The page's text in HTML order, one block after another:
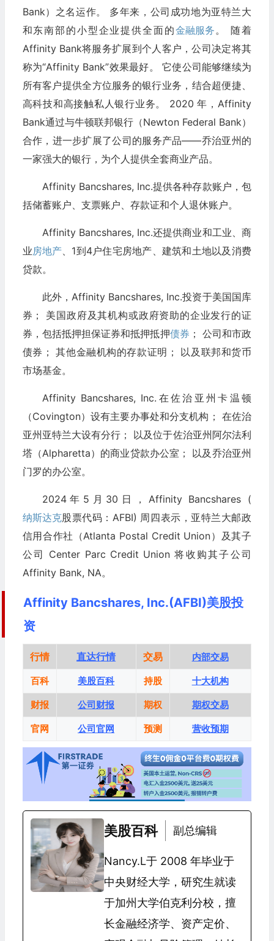
Bank）之名运作。 多年来，公司成功地为亚特兰大
和东南部的小型企业提供全面的金融服务 。 随着
Affinity Bank将服务扩展到个人客户，公司决定将其
称为“Affinity Bank”效果最好。 它使公司能够继续为
所有客户提供全方位服务的银行业务，结合超便捷、
高科技和高接触私人银行业务。 2020 年，Affinity
Bank通过与牛顿联邦银行（Newton Federal Bank）
合作，进一步扩展了公司的服务产品——乔治亚州的
一家强大的银行，为个人提供全套商业产品。
Affinity Bancshares, Inc.提供各种存款账户，包
括储蓄账户、支票账户、存款证和个人退休账户。
Affinity Bancshares, Inc.还提供商业和工业、商
业房地产、1到4户住宅房地产、建筑和土地以及消费
贷款。
此外，Affinity Bancshares, Inc.投资于美国国库
券； 美国政府及其机构或政府资助的企业发行的证
券，包括抵押担保证券和抵押抵押债券 ； 公司和市政
债券； 其他金融机构的存款证明； 以及联邦和货币
市场基金。
Affinity Bancshares, Inc.在佐治亚州卡温顿
（Covington）设有主要办事处和分支机构； 在佐治
亚州亚特兰大设有分行； 以及位于佐治亚州阿尔法利
塔（Alpharetta）的商业贷款办公室； 以及乔治亚州
门罗的办公室。
2024年5月30日，Affinity Bancshares (
纳斯达克股票代码：AFBI) 周四表示，亚特兰大邮政
信用合作社（Atlanta Postal Credit Union）及其子
公司 Center Parc Credit Union 将收购其子公司
Affinity Bank, NA。
Affinity Bancshares, Inc.(AFBI)美股投
资
行情 直达行情 交易 内部交易
百科 美股百科 持股 十大机构
财报 公司财报 期权 期权交易
官网 公司官网 预测 营收预期
美股百科 副总编辑
Nancy.L于 2008 年毕业于
中央财经大学，研究生就读
于加州大学伯克利分校，擅
长金融经济学、资产定价、